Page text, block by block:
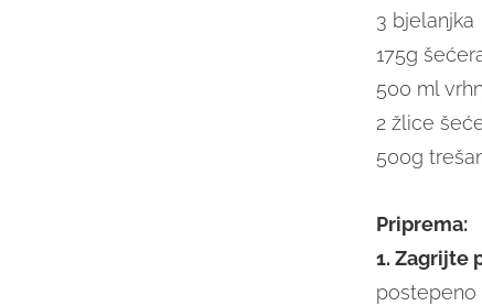
3 bjelanjka
175g
500 ml
2 žlice
500g
Priprema:
1. Zagrijte
postepeno